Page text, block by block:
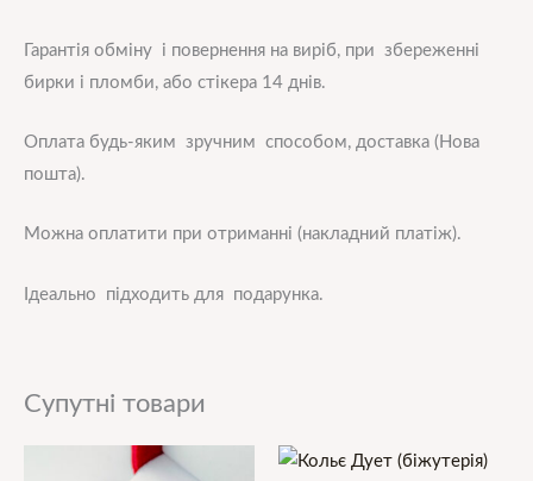
Гарантія обміну і повернення на виріб, при збереженні
бирки і пломби, або стікера 14 днів.
Оплата будь-яким зручним способом, доставка (Нова
пошта).
Можна оплатити при отриманні (накладний платіж).
Ідеально підходить для подарунка.
Супутні товари